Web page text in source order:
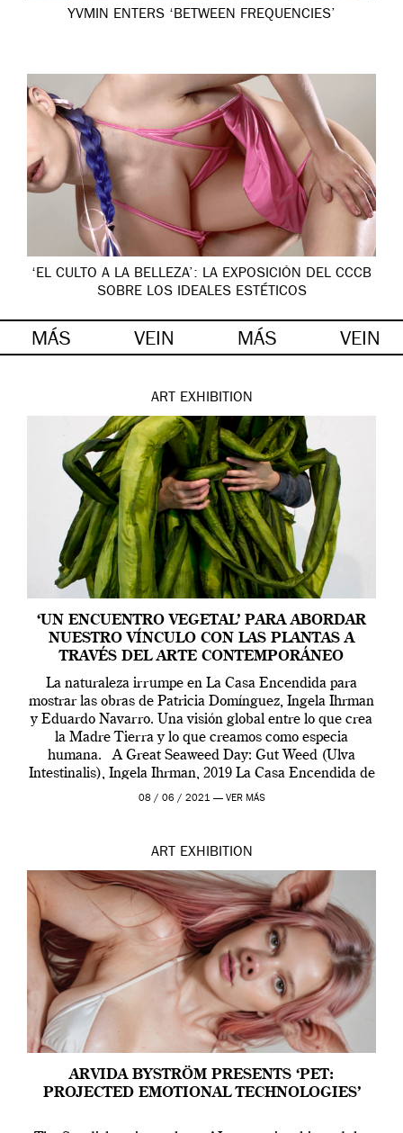
YVMIN ENTERS ‘BETWEEN FREQUENCIES’
‘EL CULTO A LA BELLEZA’: LA EXPOSICIÓN DEL CCCB
SOBRE LOS IDEALES ESTÉTICOS
MÁS VEIN MÁS VEIN
ART EXHIBITION
‘UN ENCUENTRO VEGETAL’ PARA ABORDAR
NUESTRO VÍNCULO CON LAS PLANTAS A
TRAVÉS DEL ARTE CONTEMPORÁNEO
La naturaleza irrumpe en La Casa Encendida para
mostrar las obras de Patricia Domínguez, Ingela Ihrman
y Eduardo Navarro. Una visión global entre lo que crea
la Madre Tierra y lo que creamos como especia
humana. A Great Seaweed Day: Gut Weed (Ulva
Intestinalis), Ingela Ihrman, 2019 La Casa Encendida de
Madrid y la Wellcome […]
08 / 06 / 2021 — VER MÁS
ART EXHIBITION
ARVIDA BYSTRÖM PRESENTS ‘PET:
PROJECTED EMOTIONAL TECHNOLOGIES’